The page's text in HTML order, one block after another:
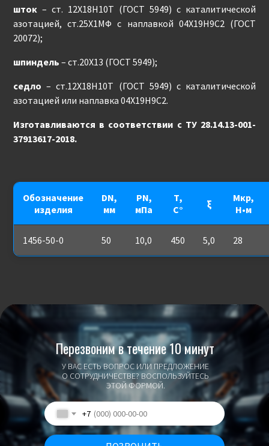
шток – ст. 12Х18Н10Т (ГОСТ 5949) с каталитической
азотацией, ст.25Х1МФ с наплавкой 04Х19Н9С2 (ГОСТ
20072);
шпиндель – ст.20Х13 (ГОСТ 5949);
седло – ст.12Х18Н10Т (ГОСТ 5949) с каталитической
азотацией или наплавка 04Х19Н9С2.
Изготавливаются в соответствии с ТУ 28.14.13-001-
37913617-2018.
Обозначение
изделия
DN,
мм
PN,
мПа
Т,
С°
ξ
Мкр,
Н•м
1456-50-0 50 10,0 450 5,0 28
У ВАС ЕСТЬ ВОПРОС ИЛИ ПРЕДЛОЖЕНИЕ
О СОТРУДНИЧЕСТВЕ? ВОСПОЛЬЗУЙТЕСЬ
ЭТОЙ ФОРМОЙ.
Перезвоним в течение 10 минут
+7